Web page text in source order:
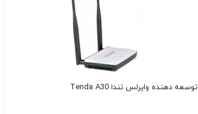
توسعه دهنده وایرلس تندا Tenda A30